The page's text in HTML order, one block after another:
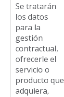
Se tratarán
los datos
para la
gestión
contractual,
ofrecerle el
servicio o
producto que
adquiera,